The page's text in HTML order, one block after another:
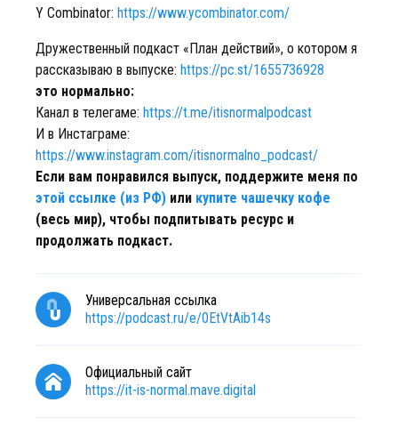
Y Combinator: https://www.ycombinator.com/
Дружественный подкаст «План действий», о котором я
рассказываю в выпуске: https://pc.st/1655736928
это нормально:
Канал в телегаме: https://t.me/itisnormalpodcast
И в Инстаграме:
https://www.instagram.com/itisnormalno_podcast/
Если вам понравился выпуск, поддержите меня по
этой ссылке (из РФ) или купите чашечку кофе
(весь мир), чтобы подпитывать ресурс и
продолжать подкаст.
Универсальная ссылка
https://podcast.ru/e/0EtVtAib14s
Официальный сайт
https://it-is-normal.mave.digital